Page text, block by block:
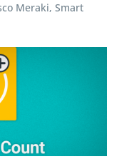
Meraki, Smart